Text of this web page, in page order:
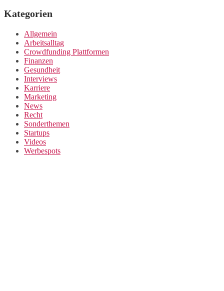
Kategorien
Allgemein
Arbeitsalltag
Crowdfunding Plattformen
Finanzen
Gesundheit
Interviews
Karriere
Marketing
News
Recht
Sonderthemen
Startups
Videos
Werbespots